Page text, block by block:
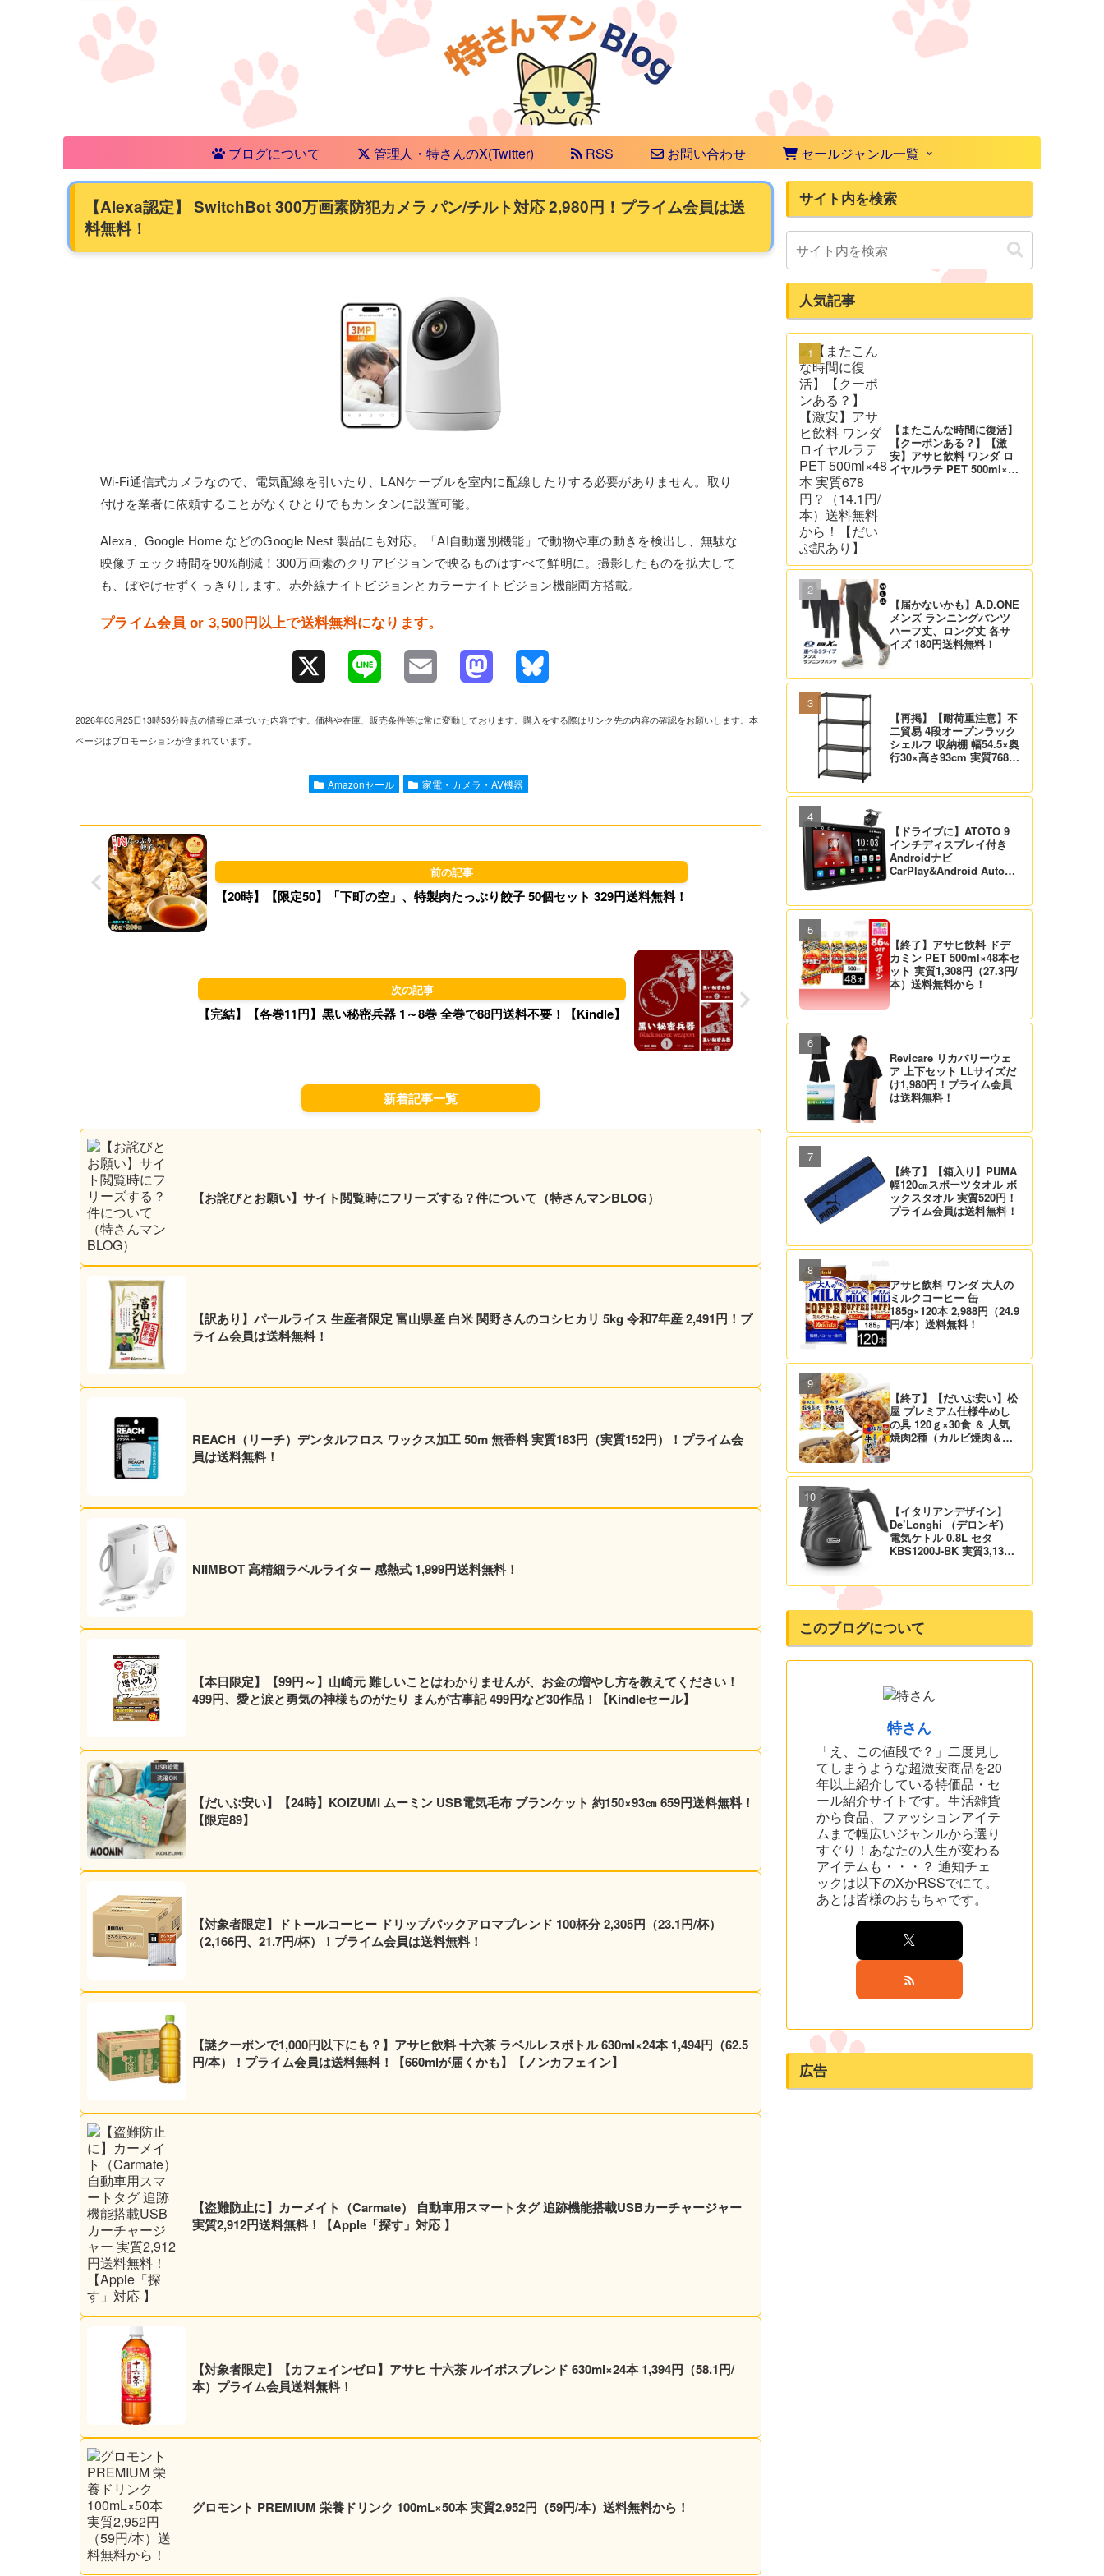
ブログについて 管理人・特さんのX(Twitter) RSS お問い合わせ セールジャンル一覧
【Alexa認定】 SwitchBot 300万画素防犯カメラ パン/チルト対応 2,980円！プライム会員は送
料無料！
Wi-Fi通信式カメラなので、電気配線を引いたり、LANケーブルを室内に配線したりする必要がありません。取り
付けを業者に依頼することがなくひとりでもカンタンに設置可能。
Alexa、Google Home などのGoogle Nest 製品にも対応。「AI自動選別機能」で動物や車の動きを検出し、無駄な
映像チェック時間を90%削減！300万画素のクリアビジョンで映るものはすべて鮮明に。撮影したものを拡大して
も、ぼやけせずくっきりします。赤外線ナイトビジョンとカラーナイトビジョン機能両方搭載。
プライム会員 or 3,500円以上で送料無料になります。
l o
d
o
n
k
y
2026年03月25日13時53分時点の情報に基づいた内容です。価格や在庫、販売条件等は常に変動しております。購入をする際はリンク先の内容の確認をお願いします。本
ページはプロモーションが含まれています。
Amazonセール 家電・カメラ・AV機器
【20時】【限定50】「下町の空」、特製肉たっぷり餃子 50個セット 329円送料無料！
【完結】【各巻11円】黒い秘密兵器 1～8巻 全巻で88円送料不要！【Kindle】
新着記事一覧
【お詫びとお願い】サイト閲覧時にフリーズする？件について（特さんマンBLOG）
【訳あり】パールライス 生産者限定 富山県産 白米 関野さんのコシヒカリ 5kg 令和7年産 2,491円！プ
ライム会員は送料無料！
REACH（リーチ）デンタルフロス ワックス加工 50m 無香料 実質183円（実質152円）！プライム会
員は送料無料！
NIIMBOT 高精細ラベルライター 感熱式 1,999円送料無料！
【本日限定】【99円～】山崎元 難しいことはわかりませんが、お金の増やし方を教えてください！
499円、愛と涙と勇気の神様ものがたり まんが古事記 499円など30作品！【Kindleセール】
【だいぶ安い】【24時】KOIZUMI ムーミン USB電気毛布 ブランケット 約150×93㎝ 659円送料無料！
【限定89】
【対象者限定】ドトールコーヒー ドリップパックアロマブレンド 100杯分 2,305円（23.1円/杯）
（2,166円、21.7円/杯）！プライム会員は送料無料！
【謎クーポンで1,000円以下にも？】アサヒ飲料 十六茶 ラベルレスボトル 630ml×24本 1,494円（62.5
円/本）！プライム会員は送料無料！【660mlが届くかも】【ノンカフェイン】
【盗難防止に】カーメイト（Carmate） 自動車用スマートタグ 追跡機能搭載USBカーチャージャー
実質2,912円送料無料！【Apple「探す」対応 】
【対象者限定】【カフェインゼロ】アサヒ 十六茶 ルイボスブレンド 630ml×24本 1,394円（58.1円/
本）プライム会員送料無料！
グロモント PREMIUM 栄養ドリンク 100mL×50本 実質2,952円（59円/本）送料無料から！
サイト内を検索
人気記事
【またこんな時間に復活】
【クーポンある？】【激
安】アサヒ飲料 ワンダ ロ
イヤルラテ PET 500ml×48
【届かないかも】A.D.ONE
メンズ ランニングパンツ
ハーフ丈、ロング丈 各サ
イズ 180円送料無料！
【再掲】【耐荷重注意】不
二貿易 4段オープンラック
シェルフ 収納棚 幅54.5×奥
行30×高さ93cm 実質768
【ドライブに】ATOTO 9
インチディスプレイ付き
Androidナビ
CarPlay&Android Auto対
【終了】アサヒ飲料 ドデ
カミン PET 500ml×48本セ
ット 実質1,308円（27.3円/
本）送料無料から！
Revicare リカバリーウェ
ア 上下セット LLサイズだ
け1,980円！プライム会員
は送料無料！
【終了】【箱入り】PUMA
幅120㎝スポーツタオル ボ
ックスタオル 実質520円！
プライム会員は送料無料！
アサヒ飲料 ワンダ 大人の
ミルクコーヒー 缶
185g×120本 2,988円（24.9
円/本）送料無料！
【終了】【だいぶ安い】松
屋 プレミアム仕様牛めし
の具 120ｇ×30食 ＆ 人気
焼肉2種（カルビ焼肉＆生
料！
【イタリアンデザイン】
De’Longhi （デロンギ）
電気ケトル 0.8L セタ
KBS1200J-BK 実質3,132
このブログについて
特さん
「え、この値段で？」二度見し
てしまうような超激安商品を20
年以上紹介している特価品・セ
ール紹介サイトです。生活雑貨
から食品、ファッションアイテ
ムまで幅広いジャンルから選り
すぐり！あなたの人生が変わる
アイテムも・・・？ 通知チェ
ックは以下のXかRSSでにて。
あとは皆様のおもちゃです。
広告